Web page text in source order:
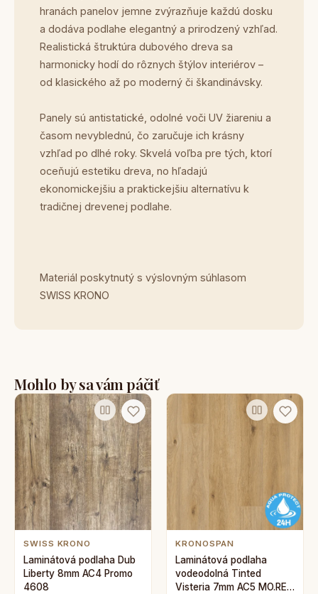
hranách panelov jemne zvýrazňuje každú dosku
a dodáva podlahe elegantný a prirodzený vzhľad.
Realistická štruktúra dubového dreva sa
harmonicky hodí do rôznych štýlov interiérov –
od klasického až po moderný či škandinávsky.
Panely sú antistatické, odolné voči UV žiareniu a
časom nevyblednú, čo zaručuje ich krásny
vzhľad po dlhé roky. Skvelá voľba pre tých, ktorí
oceňujú estetiku dreva, no hľadajú
ekonomickejšiu a praktickejšiu alternatívu k
tradičnej drevenej podlahe.
Materiál poskytnutý s výslovným súhlasom
SWISS KRONO
Mohlo by sa vám páčiť
SWISS KRONO
Laminátová podlaha Dub
Liberty 8mm AC4 Promo
4608
KRONOSPAN
Laminátová podlaha
vodeodolná Tinted
Visteria 7mm AC5 MO.RE